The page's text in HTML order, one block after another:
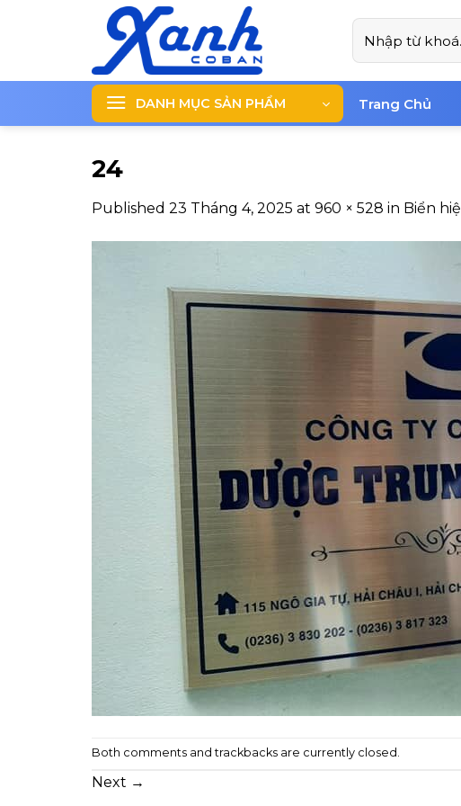
Tìm
kiếm:
DANH MỤC SẢN PHẨM Trang Chủ
24
Published 23 Tháng 4, 2025 at 960 × 528 in Biển
Both comments and trackbacks are currently closed.
Next →